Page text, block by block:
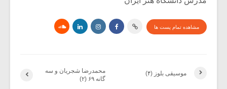
مشاهده تمام پست ها
محمدرضا شجریان و سه
گانه ۶۹ (۲)
موسیقی بلوز (۴)